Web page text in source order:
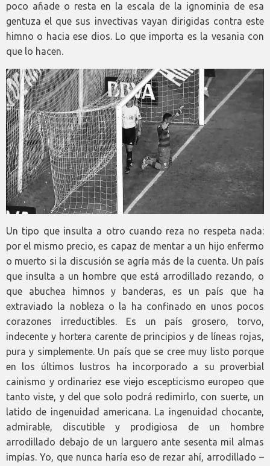
poco añade o resta en la escala de la ignominia de esa
gentuza el que sus invectivas vayan dirigidas contra este
himno o hacia ese dios. Lo que importa es la vesania con
que lo hacen.
Un tipo que insulta a otro cuando reza no respeta nada:
por el mismo precio, es capaz de mentar a un hijo enfermo
o muerto si la discusión se agría más de la cuenta. Un país
que insulta a un hombre que está arrodillado rezando, o
que abuchea himnos y banderas, es un país que ha
extraviado la nobleza o la ha confinado en unos pocos
corazones irreductibles. Es un país grosero, torvo,
indecente y hortera carente de principios y de líneas rojas,
pura y simplemente. Un país que se cree muy listo porque
en los últimos lustros ha incorporado a su proverbial
cainismo y ordinariez ese viejo escepticismo europeo que
tanto viste, y del que solo podrá redimirlo, con suerte, un
latido de ingenuidad americana. La ingenuidad chocante,
admirable, discutible y prodigiosa de un hombre
arrodillado debajo de un larguero ante sesenta mil almas
impías. Yo, que nunca haría eso de rezar ahí, arrodillado –